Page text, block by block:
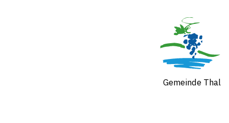
Gemeinde Thal